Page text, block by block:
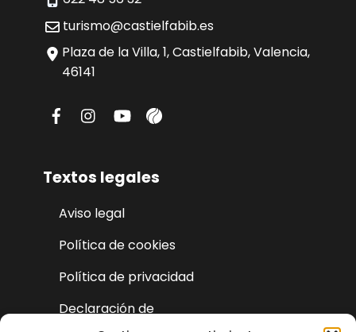
turismo@castielfabib.es
Plaza de la Villa, 1, Castielfabib, Valencia,
46141
Textos legales
Aviso legal
Política de cookies
Política de privacidad
Declaración de